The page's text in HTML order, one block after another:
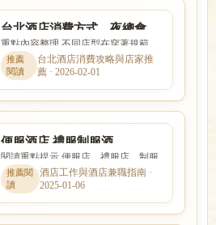
台北酒店消費方式、夜總會、
陪酒小姐、制服店、禮服店、
便服店推薦
重點內容整理 不同店型在穿著規範、
互動方式、價格定位與工作要求上都
有差別。本篇以「台北酒店...
台北酒店消費攻略與店家推
薦 · 2026-02-01
便服酒店,禮服制服酒
店,PianoBar,酒吧ktv派對商務
伴遊
閱讀重點提示 便服店、禮服店、制服
店與日式酒吧的消費方式、工作內容
與客群定位都不相同。本文...
酒店工作與酒店兼職指南 ·
2025-01-06